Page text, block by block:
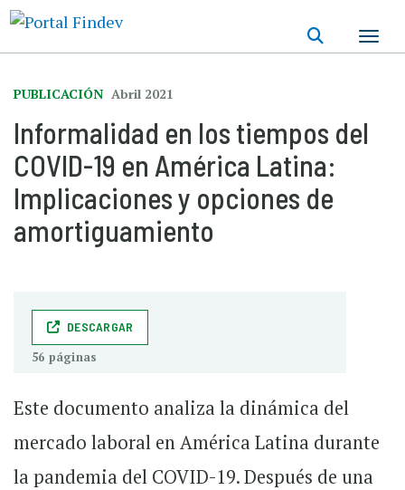
PUBLICACIÓN Abril 2021
Informalidad en los tiempos del
COVID-19 en América Latina:
Implicaciones y opciones de
amortiguamiento
DESCARGAR
56 páginas
Este documento analiza la dinámica del
mercado laboral en América Latina durante
la pandemia del COVID-19. Después de una